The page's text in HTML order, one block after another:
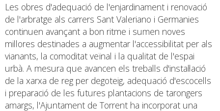
Les obres d'adequació de l'enjardinament i renovació
de l'arbratge als carrers Sant Valeriano i Germanies
continuen avançant a bon ritme i sumen noves
millores destinades a augmentar l'accessibilitat per als
vianants, la comoditat veïnal i la qualitat de l'espai
urbà. A mesura que avancen els treballs d'instal·lació
de la xarxa de reg per degoteig, adequació d'escocells
i preparació de les futures plantacions de tarongers
amargs, l'Ajuntament de Torrent ha incorporat una